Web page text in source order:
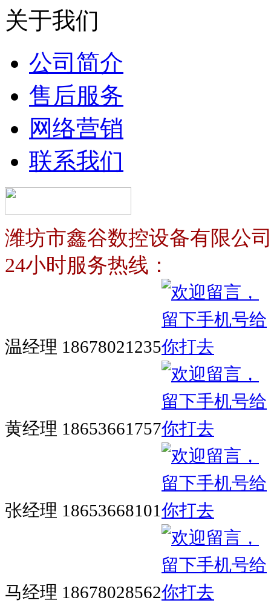
关于我们
公司简介
售后服务
网络营销
联系我们
潍坊市鑫谷数控设备有限公
24小时服务热线：
温经理 18678021235
黄经理 18653661757
张经理 18653668101
马经理 18678028562